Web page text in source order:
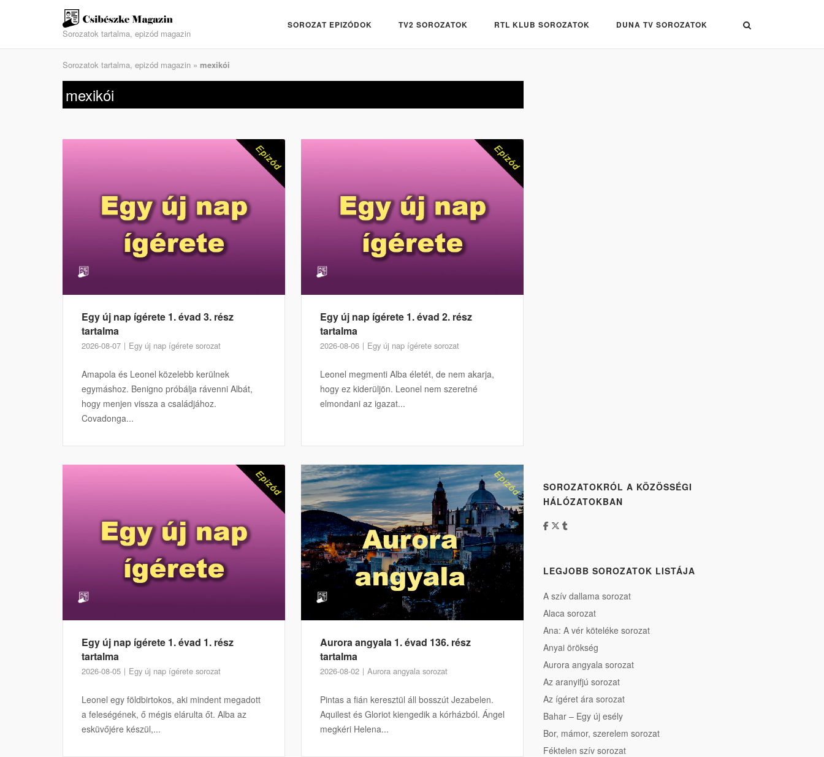
Sorozatok tartalma, epizód magazin
SOROZAT EPIZÓDOK TV2 SOROZATOK RTL KLUB SOROZATOK DUNA TV SOROZATOK
Sorozatok tartalma, epizód magazin » mexikói
mexikói
Egy új nap ígérete 1. évad 3. rész
tartalma
2026-08-07 Egy új nap ígérete sorozat
Amapola és Leonel közelebb kerülnek
egymáshoz. Benigno próbálja rávenni Albát,
hogy menjen vissza a családjához.
Covadonga...
Egy új nap ígérete 1. évad 2. rész
tartalma
2026-08-06 Egy új nap ígérete sorozat
Leonel megmenti Alba életét, de nem akarja,
hogy ez kiderüljön. Leonel nem szeretné
elmondani az igazat...
Egy új nap ígérete 1. évad 1. rész
tartalma
2026-08-05 Egy új nap ígérete sorozat
Leonel egy földbirtokos, aki mindent megadott
a feleségének, ő mégis elárulta őt. Alba az
esküvőjére készül,...
Aurora angyala 1. évad 136. rész
tartalma
2026-08-02 Aurora angyala sorozat
Pintas a fián keresztül áll bosszút Jezabelen.
Aquilest és Gloriot kiengedik a kórházból. Ángel
megkéri Helena...
SOROZATOKRÓL A KÖZÖSSÉGI
HÁLÓZATOKBAN
LEGJOBB SOROZATOK LISTÁJA
A szív dallama sorozat
Alaca sorozat
Ana: A vér köteléke sorozat
Anyai örökség
Aurora angyala sorozat
Az aranyifjú sorozat
Az ígéret ára sorozat
Bahar – Egy új esély
Bor, mámor, szerelem sorozat
Féktelen szív sorozat